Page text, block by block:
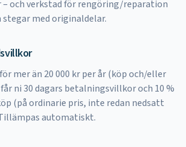
och verkstad för rengöring/reparation
stegar med originaldelar.
mer än 20 000 kr per år (köp och/eller
ni 30 dagars betalningsvillkor och 10 %
(på ordinarie pris, inte redan nedsatt
automatiskt.